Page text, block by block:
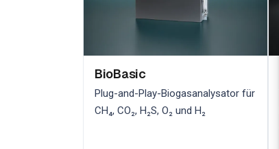
BioBasic
Plug-and-Play-Biogasanalysator für
CH₄, CO₂, H₂S, O₂ und H₂